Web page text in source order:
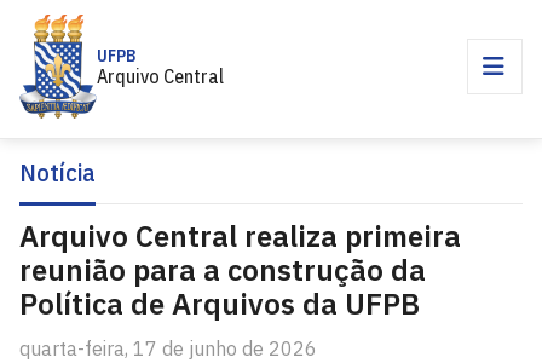
UFPB
Arquivo Central
Notícia
Arquivo Central realiza primeira
reunião para a construção da
Política de Arquivos da UFPB
quarta-feira, 17 de junho de 2026